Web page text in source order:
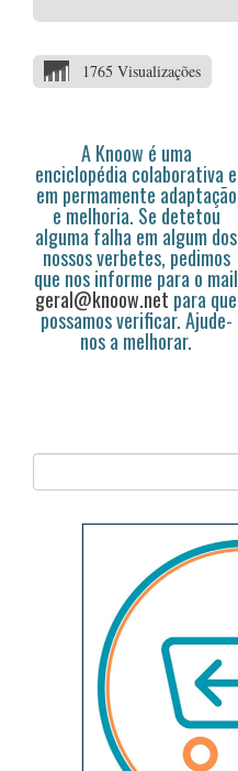
1765 Visualizações
A Knoow é uma
enciclopédia colaborativa e
em permamente adaptação
e melhoria. Se detetou
alguma falha em algum dos
nossos verbetes, pedimos
que nos informe para o mail
geral@knoow.net para que
possamos verificar. Ajude-
nos a melhorar.